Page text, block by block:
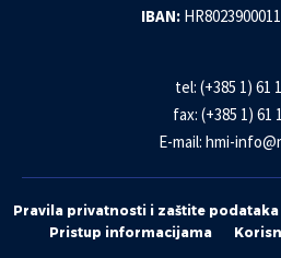
IBAN:
tel: (+385 1) 61
fax: (+385 1) 61
E-mail: hmi-
Pravila privatnosti i zaštite podataka
Pristup informacijama